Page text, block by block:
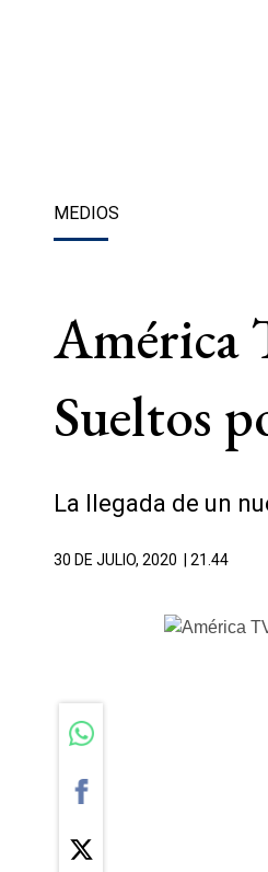
MEDIOS
América
Sueltos
La llegada de un
30 DE JULIO, 2020 | 21.44